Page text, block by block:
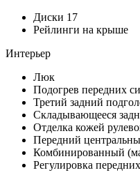
Диски 17
Рейлинги на крыше
Интерьер
Люк
Подогрев передних
Третий задний
Складывающееся
Отделка кожей
Передний
Комбинированный
Регулировка